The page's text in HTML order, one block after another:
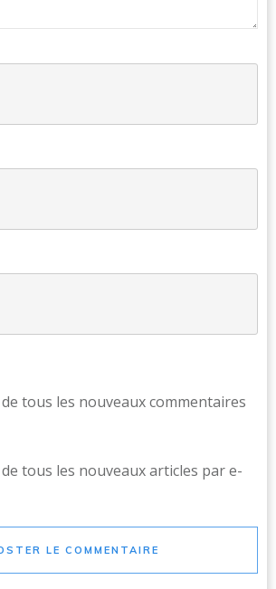
tous les nouveaux commentaires
tous les nouveaux articles par e-
LE COMMENTAIRE